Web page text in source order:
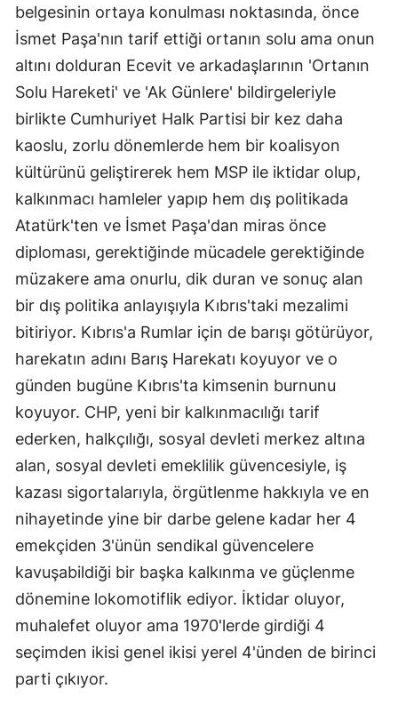
belgesinin ortaya konulması noktasında, önce
İsmet Paşa'nın tarif ettiği ortanın solu ama onun
altını dolduran Ecevit ve arkadaşlarının 'Ortanın
Solu Hareketi' ve 'Ak Günlere' bildirgeleriyle
birlikte Cumhuriyet Halk Partisi bir kez daha
kaoslu, zorlu dönemlerde hem bir koalisyon
kültürünü geliştirerek hem MSP ile iktidar olup,
kalkınmacı hamleler yapıp hem dış politikada
Atatürk'ten ve İsmet Paşa'dan miras önce
diploması, gerektiğinde mücadele gerektiğinde
müzakere ama onurlu, dik duran ve sonuç alan
bir dış politika anlayışıyla Kıbrıs'taki mezalimi
bitiriyor. Kıbrıs'a Rumlar için de barışı götürüyor,
harekatın adını Barış Harekatı koyuyor ve o
günden bugüne Kıbrıs'ta kimsenin burnunu
koyuyor. CHP, yeni bir kalkınmacılığı tarif
ederken, halkçılığı, sosyal devleti merkez altına
alan, sosyal devleti emeklilik güvencesiyle, iş
kazası sigortalarıyla, örgütlenme hakkıyla ve en
nihayetinde yine bir darbe gelene kadar her 4
emekçiden 3'ünün sendikal güvencelere
kavuşabildiği bir başka kalkınma ve güçlenme
dönemine lokomotiflik ediyor. İktidar oluyor,
muhalefet oluyor ama 1970'lerde girdiği 4
seçimden ikisi genel ikisi yerel 4'ünden de birinci
parti çıkıyor.